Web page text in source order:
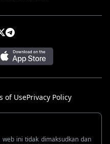
of UsePrivacy Policy
ini tidak dimaksudkan dan